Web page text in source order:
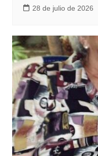
28 de julio de 2026